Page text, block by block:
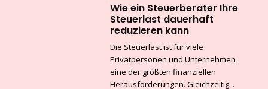
Wie ein Steuerberater Ihre
Steuerlast dauerhaft
reduzieren kann
Die Steuerlast ist für viele
Privatpersonen und Unternehmen
eine der größten finanziellen
Herausforderungen. Gleichzeitig...